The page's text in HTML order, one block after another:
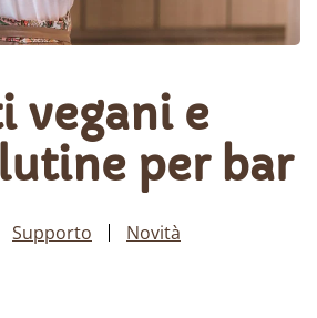
vegani e
per bar
Supporto Novità